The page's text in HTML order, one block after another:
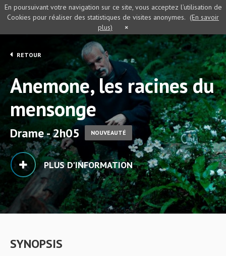
RETOUR
Anemone, les racines du
mensonge
Drame - 2h05 NOUVEAUTÉ
PLUS D'INFORMATION
SYNOPSIS
En poursuivant votre navigation sur ce site, vous acceptez l’utilisation de
Cookies pour réaliser des statistiques de visites anonymes. (En savoir
plus)
×